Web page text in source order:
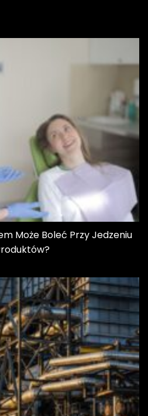
Może Boleć Przy Jedzeniu